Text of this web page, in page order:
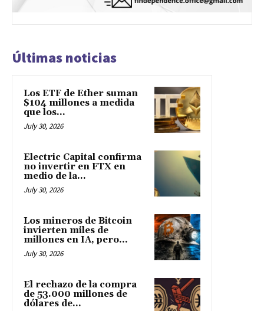
Últimas noticias
Los ETF de Ether suman
$104 millones a medida
que los...
July 30, 2026
Electric Capital confirma
no invertir en FTX en
medio de la...
July 30, 2026
Los mineros de Bitcoin
invierten miles de
millones en IA, pero...
July 30, 2026
El rechazo de la compra
de 53.000 millones de
dólares de...